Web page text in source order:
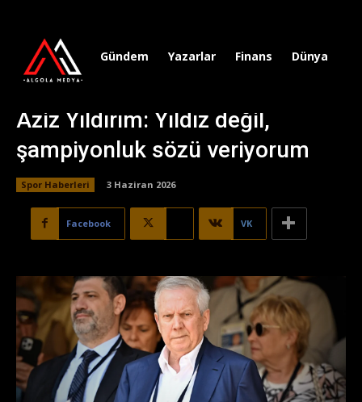
Gündem Yazarlar Finans Dünya
Aziz Yıldırım: Yıldız değil,
şampiyonluk sözü veriyorum
Spor Haberleri 3 Haziran 2026
Facebook VK